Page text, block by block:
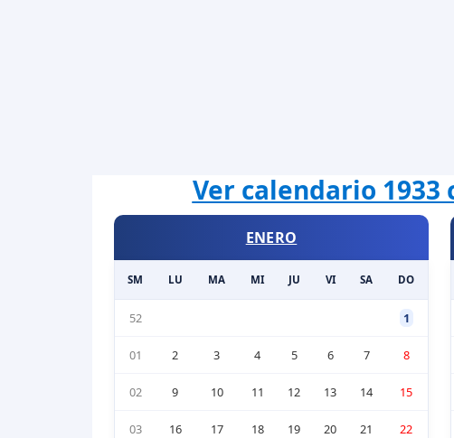
Ver calendario 1933
ENERO
SM LU MA MI JU VI SA DO
52 1
01 2 3 4 5 6 7 8
02 9 10 11 12 13 14 15
03 16 17 18 19 20 21 22